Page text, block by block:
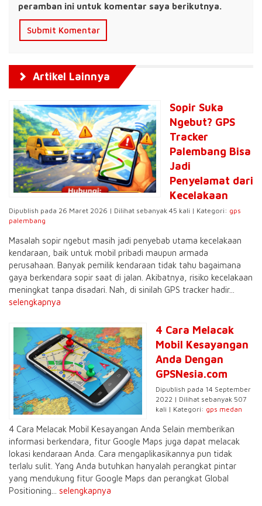
peramban ini untuk komentar saya berikutnya.
Artikel Lainnya
Sopir Suka
Ngebut? GPS
Tracker
Palembang Bisa
Jadi
Penyelamat dari
Kecelakaan
Dipublish pada 26 Maret 2026 | Dilihat sebanyak 45 kali | Kategori: gps
palembang
Masalah sopir ngebut masih jadi penyebab utama kecelakaan
kendaraan, baik untuk mobil pribadi maupun armada
perusahaan. Banyak pemilik kendaraan tidak tahu bagaimana
gaya berkendara sopir saat di jalan. Akibatnya, risiko kecelakaan
meningkat tanpa disadari. Nah, di sinilah GPS tracker hadir...
selengkapnya
4 Cara Melacak
Mobil Kesayangan
Anda Dengan
GPSNesia.com
Dipublish pada 14 September
2022 | Dilihat sebanyak 507
kali | Kategori: gps medan
4 Cara Melacak Mobil Kesayangan Anda Selain memberikan
informasi berkendara, fitur Google Maps juga dapat melacak
lokasi kendaraan Anda. Cara mengaplikasikannya pun tidak
terlalu sulit. Yang Anda butuhkan hanyalah perangkat pintar
yang mendukung fitur Google Maps dan perangkat Global
Positioning... selengkapnya